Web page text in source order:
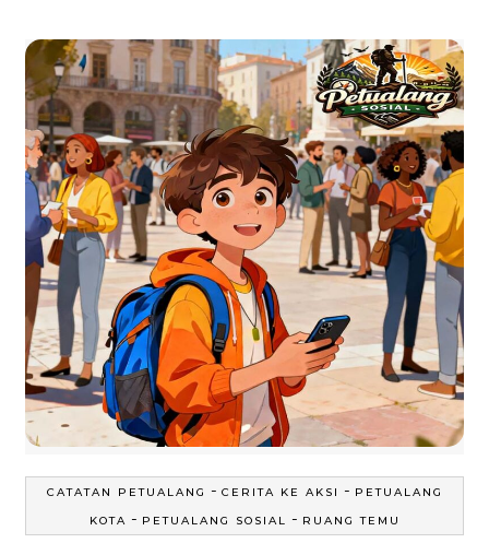
CATATAN PETUALANG - CERITA KE AKSI - PETUALANG
KOTA - PETUALANG SOSIAL - RUANG TEMU